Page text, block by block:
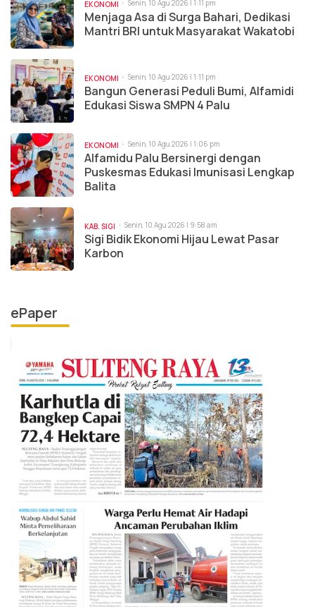
EKONOMI Senin, 10 Agu 2026 | 1:11 pm
Menjaga Asa di Surga Bahari, Dedikasi
Mantri BRI untuk Masyarakat Wakatobi
EKONOMI Senin, 10 Agu 2026 | 1:11 pm
Bangun Generasi Peduli Bumi, Alfamidi
Edukasi Siswa SMPN 4 Palu
EKONOMI Senin, 10 Agu 2026 | 1:06 pm
Alfamidu Palu Bersinergi dengan
Puskesmas Edukasi Imunisasi Lengkap
Balita
KAB. SIGI Senin, 10 Agu 2026 | 9:58 am
Sigi Bidik Ekonomi Hijau Lewat Pasar
Karbon
ePaper